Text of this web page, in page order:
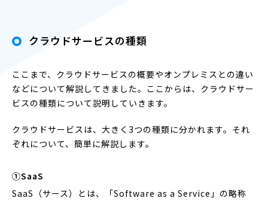
クラウドサービスの種類
ここまで、クラウドサービスの概要やオンプレミスとの違い
などについて解説してきました。ここからは、クラウドサー
ビスの種類について説明していきます。
クラウドサービスは、大きく3つの種類に分かれます。それ
ぞれについて、簡単に解説します。
①SaaS
SaaS（サース）とは、「Software as a Service」の略称